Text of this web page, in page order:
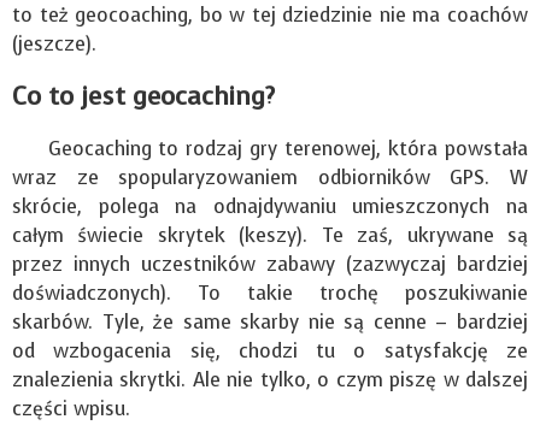
to też geocoaching, bo w tej dziedzinie nie ma coachów
(jeszcze).
Co to jest geocaching?
Geocaching to rodzaj gry terenowej, która powstała
wraz ze spopularyzowaniem odbiorników GPS. W
skrócie, polega na odnajdywaniu umieszczonych na
całym świecie skrytek (keszy). Te zaś, ukrywane są
przez innych uczestników zabawy (zazwyczaj bardziej
doświadczonych). To takie trochę poszukiwanie
skarbów. Tyle, że same skarby nie są cenne – bardziej
od wzbogacenia się, chodzi tu o satysfakcję ze
znalezienia skrytki. Ale nie tylko, o czym piszę w dalszej
części wpisu.